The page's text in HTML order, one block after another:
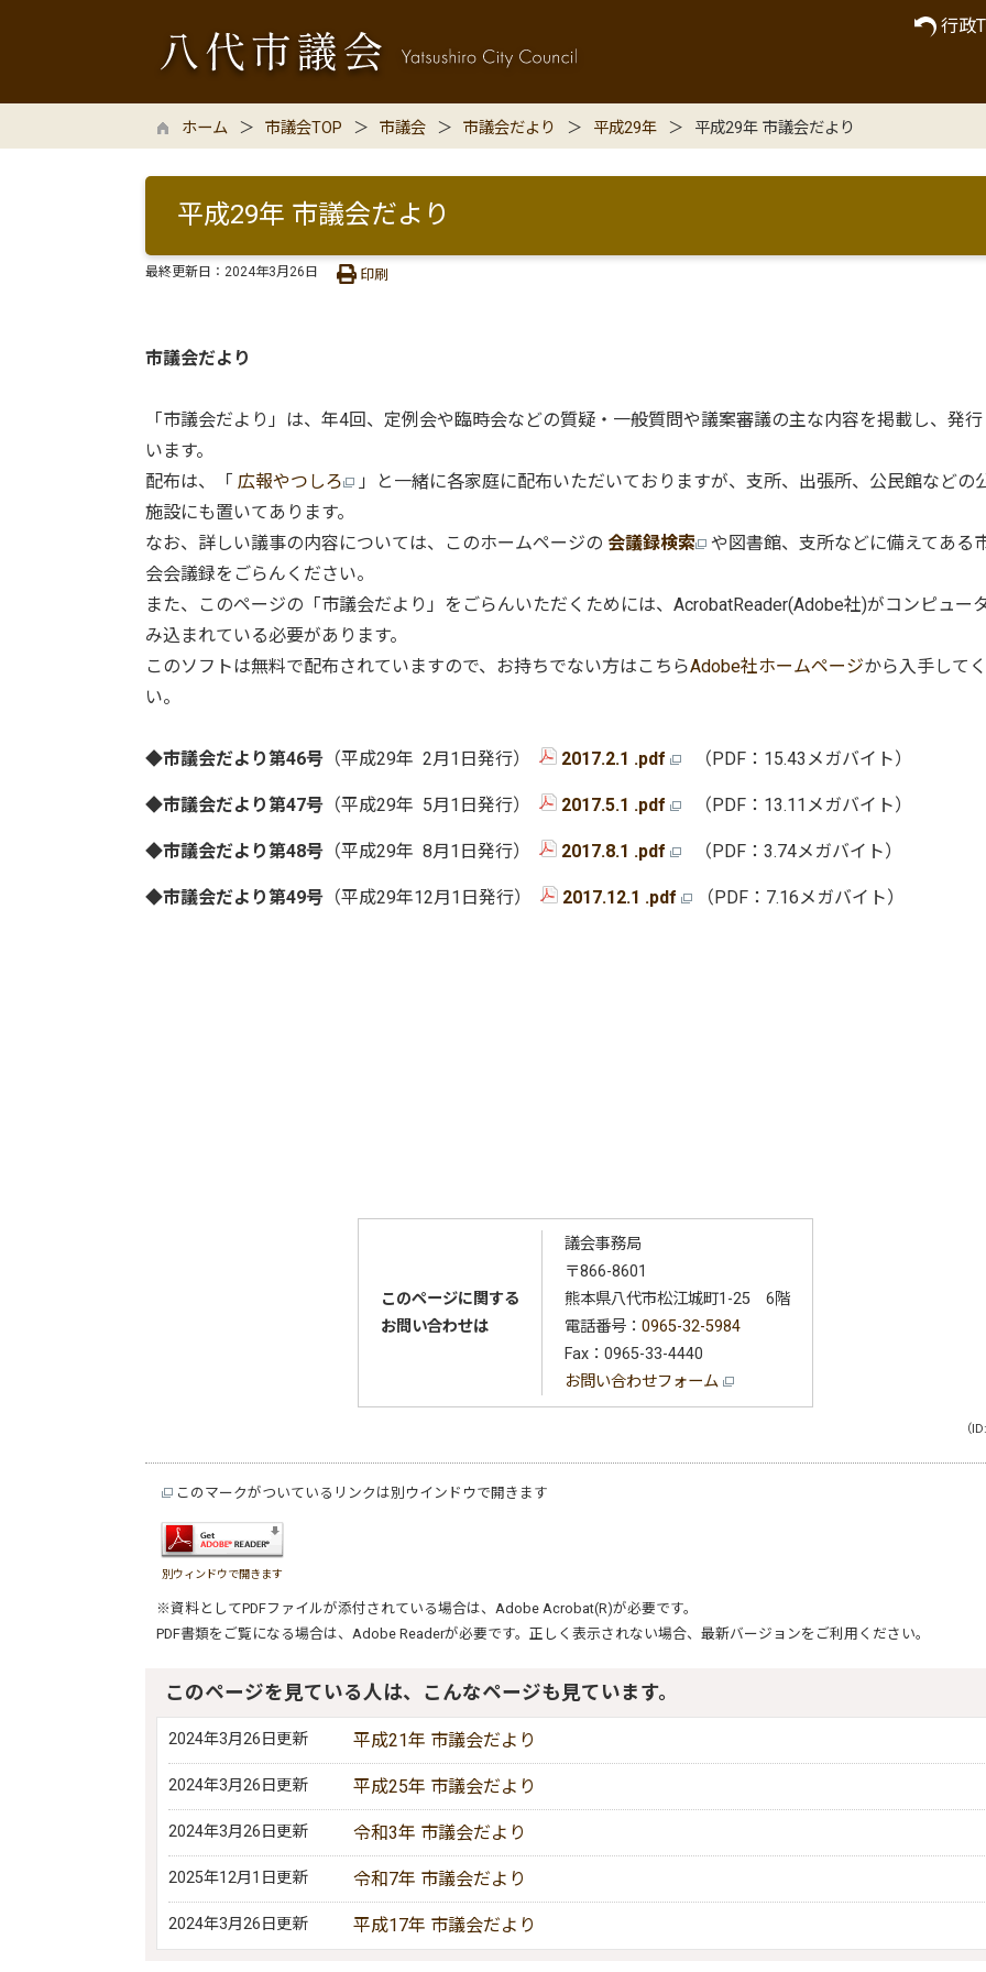
行政
ホーム 市議会TOP 市議会 市議会だより 平成29年 平成29年 市議会だより
平成29年 市議会だより
最終更新日： 2024年3月26日 印刷
市議会だより
「市議会だより」は、年4回、定例会や臨時会などの質疑・一般質問や議案審議の主な内容を掲載し、発行
います。
配布は、「 広報やつしろ
」と一緒に各家庭に配布いただいておりますが、支所、出張所、公民館などの
施設にも置いてあります。
なお、詳しい議事の内容については、このホームページの 会議録検索
や図書館、支所などに備えてある
会会議録をごらんください。
また、このページの「市議会だより」をごらんいただくためには、AcrobatReader(Adobe社)がコンピュー
み込まれている必要があります。
このソフトは無料で配布されていますので、お持ちでない方はこちらAdobe社ホームページから入手して
い。
◆市議会だより第46号 （平成29年 2月1日発行） 2017.2.1 .pdf （PDF：15.43メガバイト）
◆市議会だより第47号 （平成29年 5月1日発行） 2017.5.1 .pdf （PDF：13.11メガバイト）
◆市議会だより第48号 （平成29年 8月1日発行） 2017.8.1 .pdf （PDF：3.74メガバイト）
◆市議会だより第49号 （平成29年12月1日発行） 2017.12.1 .pdf （PDF：7.16メガバイト）
このページに関する
お問い合わせは
議会事務局
〒866-8601
熊本県八代市松江城町1-25 6階
電話番号： 0965-32-5984
Fax：0965-33-4440
お問い合わせフォーム
（
このマークがついているリンクは別ウインドウで開きます
別ウィンドウで開きます
※資料としてPDFファイルが添付されている場合は、 Adobe Acrobat(R)が必要です。
PDF書類をご覧になる場合は、 Adobe Readerが必要です。正しく表示されない場合、最新バージョンをご利用ください。
このページを見ている人は、こんなページも見ています。
2024年3月26日更新 平成21年 市議会だより
2024年3月26日更新 平成25年 市議会だより
2024年3月26日更新 令和3年 市議会だより
2025年12月1日更新 令和7年 市議会だより
2024年3月26日更新 平成17年 市議会だより